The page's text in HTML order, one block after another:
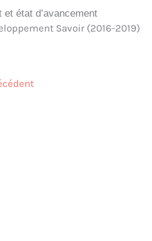
et état d’avancement
Savoir (2016-2019)